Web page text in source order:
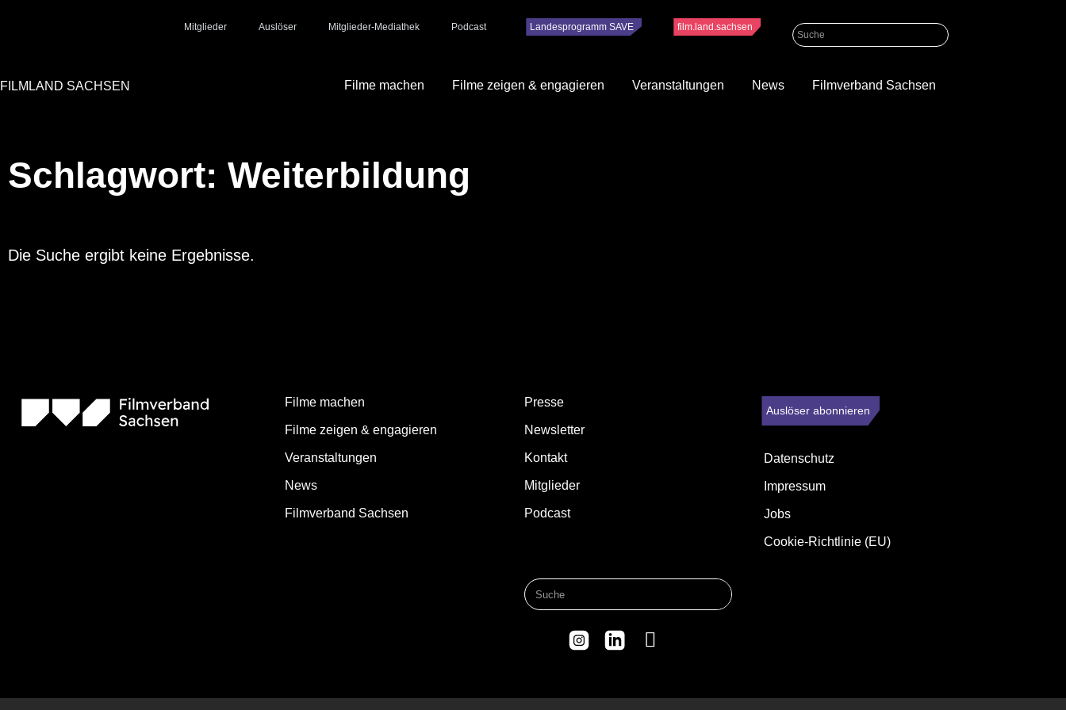
Mitglieder Auslöser Mitglieder-Mediathek Podcast Landesprogramm SAVE film.land.sachsen
FILMLAND SACHSEN Filme machen Filme zeigen & engagieren Veranstaltungen News Filmverband Sachsen
Schlagwort: Weiterbildung
Die Suche ergibt keine Ergebnisse.
Filme machen
Filme zeigen & engagieren
Veranstaltungen
News
Filmverband Sachsen
Presse
Newsletter
Kontakt
Mitglieder
Podcast
Auslöser abonnieren
Datenschutz
Impressum
Jobs
Cookie-Richtlinie (EU)